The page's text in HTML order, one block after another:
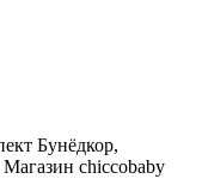
Бунёдкор,
chiccobaby